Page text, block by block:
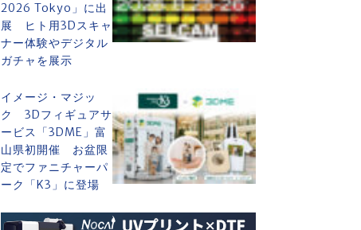
2026 Tokyo」に出
展 ヒト用3Dスキャ
ナー体験やデジタル
ガチャを展示
イメージ・マジッ
ク 3Dフィギュアサ
ービス「3DME」富
山県初開催 お盆限
定でファニチャーパ
ーク「K3」に登場